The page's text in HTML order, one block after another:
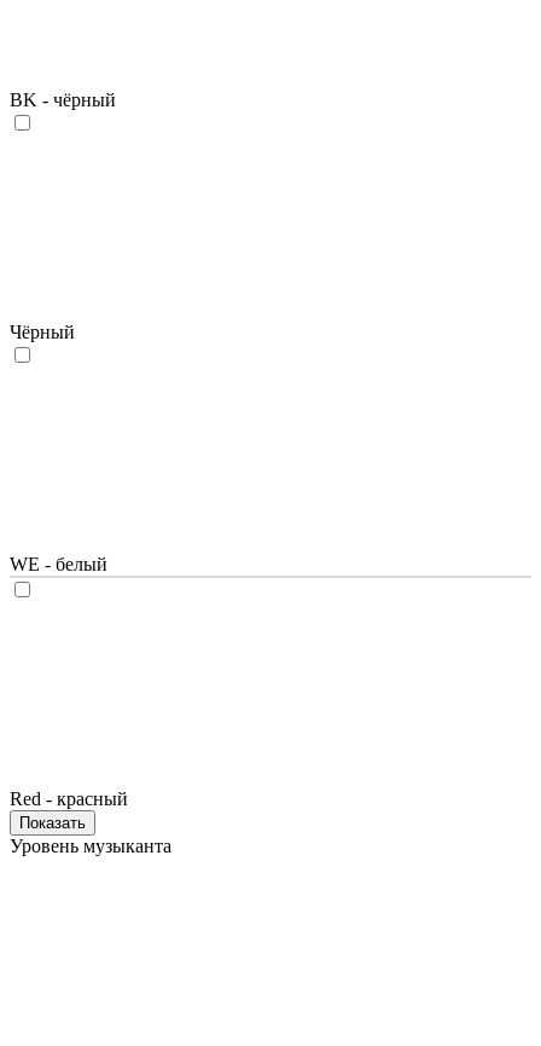
BK - чёрный
Чёрный
WE - белый
Red - красный
Показать
Уровень музыканта